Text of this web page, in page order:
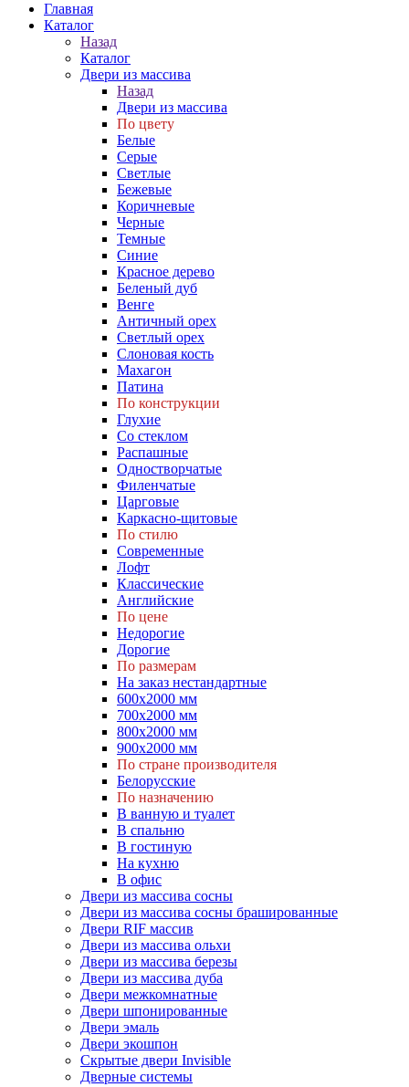
Главная
Каталог
Назад
Каталог
Двери из массива
Назад
Двери из массива
По цвету
Белые
Серые
Светлые
Бежевые
Коричневые
Черные
Темные
Синие
Красное дерево
Беленый дуб
Венге
Античный орех
Светлый орех
Слоновая кость
Махагон
Патина
По конструкции
Глухие
Со стеклом
Распашные
Одностворчатые
Филенчатые
Царговые
Каркасно-щитовые
По стилю
Современные
Лофт
Классические
Английские
По цене
Недорогие
Дорогие
По размерам
На заказ нестандартные
600х2000 мм
700х2000 мм
800х2000 мм
900х2000 мм
По стране производителя
Белорусские
По назначению
В ванную и туалет
В спальню
В гостиную
На кухню
В офис
Двери из массива сосны
Двери из массива сосны брашированные
Двери RIF массив
Двери из массива ольхи
Двери из массива березы
Двери из массива дуба
Двери межкомнатные
Двери шпонированные
Двери эмаль
Двери экошпон
Скрытые двери Invisible
Дверные системы